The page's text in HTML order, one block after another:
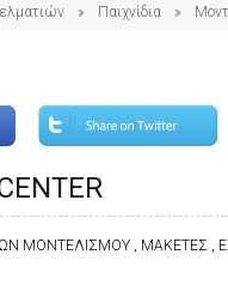
Παιχνίδια
ΜΟΝΤΕΛΙΣΜΟΥ , ΜΑΚΕΤΕΣ ,